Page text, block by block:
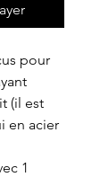
pour
(il est
en acier
1